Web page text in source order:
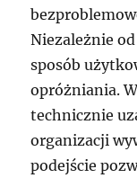
Niezależnie
sposób
opróżniania.
technicznie
organizacji
podejście